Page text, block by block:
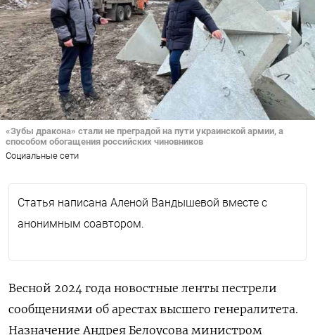
«Зубы дракона» стали не преградой на пути украинской армии, а
способом обогащения российских чиновников
Социальные сети
Статья написана Аленой Вандышевой вместе с
анонимным соавтором.
Весной 2024 года новостные ленты пестрели
сообщениями об арестах высшего генералитета.
Назначение Андрея Белоусова министром